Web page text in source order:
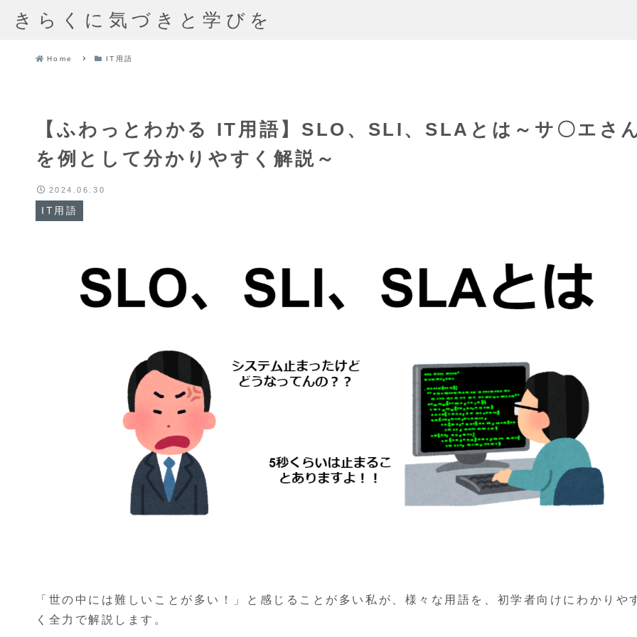
きらくに気づきと学びを
Home IT用語
【ふわっとわかる IT用語】SLO、SLI、SLAとは～サ〇エさ
を例として分かりやすく解説～
IT用語
2024.06.30
「世の中には難しいことが多い！」と感じることが多い私が、様々な用語を、初学者向けにわかりや
く全力で解説します。